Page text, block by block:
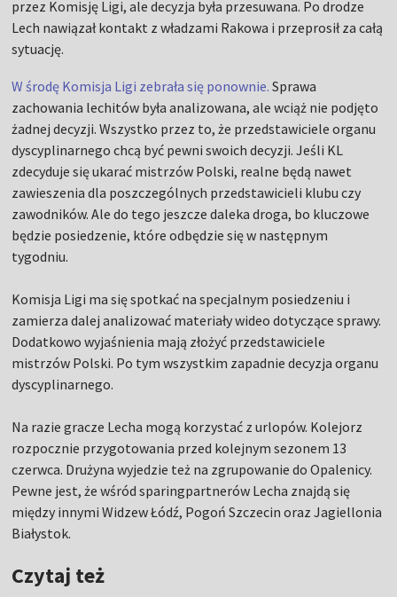
przez Komisję Ligi, ale decyzja była przesuwana. Po drodze
Lech nawiązał kontakt z władzami Rakowa i przeprosił za całą
sytuację.
W środę Komisja Ligi zebrała się ponownie. Sprawa
zachowania lechitów była analizowana, ale wciąż nie podjęto
żadnej decyzji. Wszystko przez to, że przedstawiciele organu
dyscyplinarnego chcą być pewni swoich decyzji. Jeśli KL
zdecyduje się ukarać mistrzów Polski, realne będą nawet
zawieszenia dla poszczególnych przedstawicieli klubu czy
zawodników. Ale do tego jeszcze daleka droga, bo kluczowe
będzie posiedzenie, które odbędzie się w następnym
tygodniu.
Komisja Ligi ma się spotkać na specjalnym posiedzeniu i
zamierza dalej analizować materiały wideo dotyczące sprawy.
Dodatkowo wyjaśnienia mają złożyć przedstawiciele
mistrzów Polski. Po tym wszystkim zapadnie decyzja organu
dyscyplinarnego.
Na razie gracze Lecha mogą korzystać z urlopów. Kolejorz
rozpocznie przygotowania przed kolejnym sezonem 13
czerwca. Drużyna wyjedzie też na zgrupowanie do Opalenicy.
Pewne jest, że wśród sparingpartnerów Lecha znajdą się
między innymi Widzew Łódź, Pogoń Szczecin oraz Jagiellonia
Białystok.
Czytaj też